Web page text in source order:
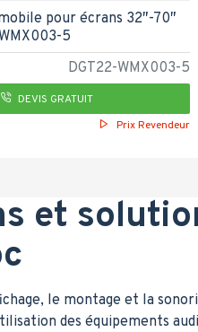
DGT22-WMX003-5
pour écrans 32″-70″
5
DEVIS GRATUIT
Prix Revendeur
et
le montage et la
des équipements